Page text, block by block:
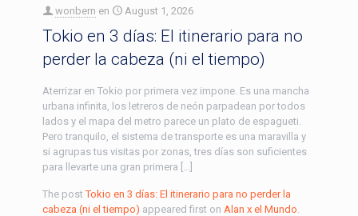
wonbern en August 1, 2026
Tokio en 3 días: El itinerario para no
perder la cabeza (ni el tiempo)
Aterrizar en Tokio por primera vez impone. Es una mancha
urbana infinita, los letreros de neón parpadean por todos
lados y el mapa del metro parece un plato de espagueti.
Pero tranquilo, el sistema de transporte es una maravilla y
si agrupas tus visitas por zonas, tres días son suficientes
para llevarte una gran primera […]
The postTokio en 3 días: El itinerario para no perder la
cabeza (ni el tiempo) appeared first on Alan x el Mundo